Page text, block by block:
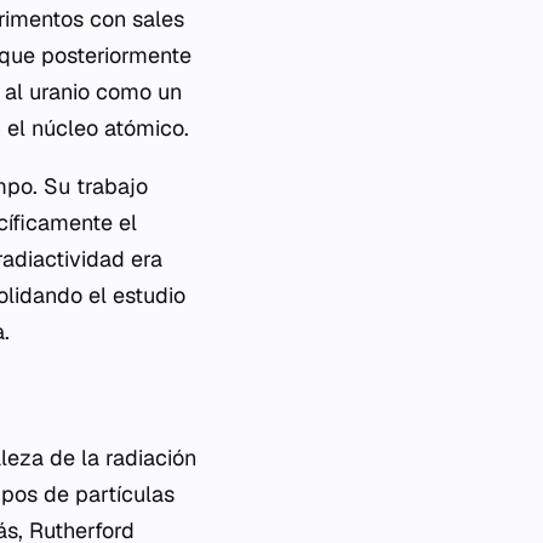
con sales
posteriormente
uranio como un
núcleo atómico.
Su trabajo
el
era
el estudio
de la radiación
de partículas
Rutherford